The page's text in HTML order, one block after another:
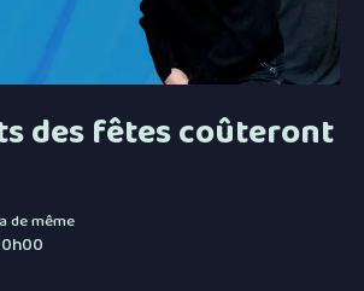
des fêtes coûteront
de même
0h00